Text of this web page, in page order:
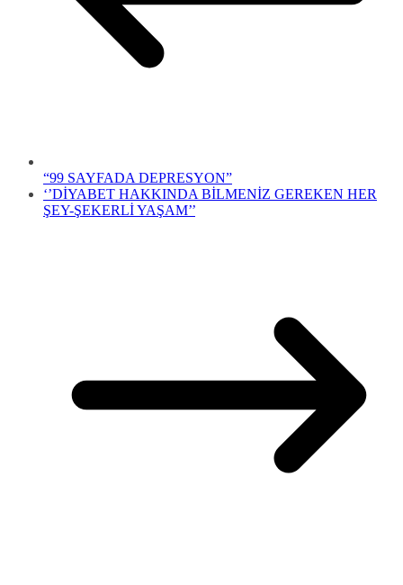
“99 SAYFADA DEPRESYON”
‘’DİYABET HAKKINDA BİLMENİZ GEREKEN HER
ŞEY-ŞEKERLİ YAŞAM’’